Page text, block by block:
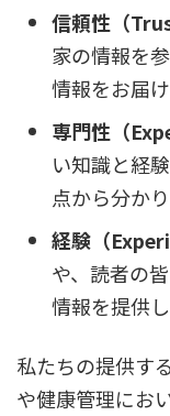
信頼性（
家の情報を
情報をお届け
専門性（
い知識と経
点から分か
経験（
や、読者の
情報を提供し
私たちの提供す
や健康管理にお